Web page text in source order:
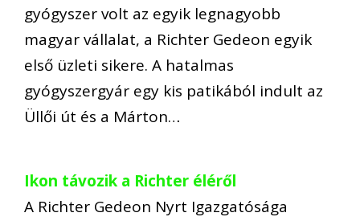
gyógyszer volt az egyik legnagyobb
magyar vállalat, a Richter Gedeon egyik
első üzleti sikere. A hatalmas
gyógyszergyár egy kis patikából indult az
Üllői út és a Márton…
Ikon távozik a Richter éléről
A Richter Gedeon Nyrt Igazgatósága